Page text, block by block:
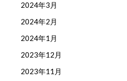
2024年3月
2024年2月
2024年1月
2023年12月
2023年11月